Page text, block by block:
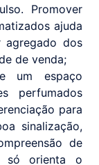
Promover
ajuda
dos
de venda;
um espaço
perfumados
para
sinalização,
de
só orienta o